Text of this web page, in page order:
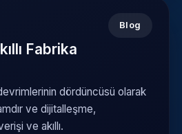
Blog
Fabrika
dördüncüsü olarak
ve dijitalleşme,
ve akıllı.